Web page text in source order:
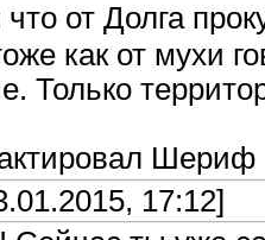
от Долга
как от мухи
Только
Шериф
17:12]